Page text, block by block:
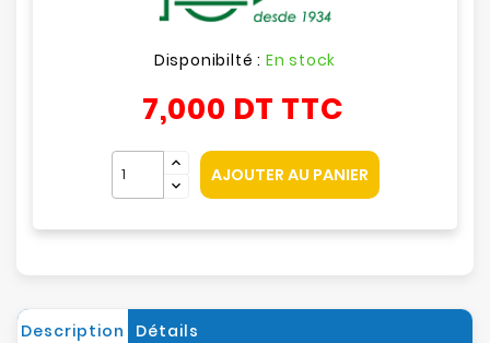
Disponibilté : En stock
7,000 DT TTC
AJOUTER AU PANIER
Description Détails